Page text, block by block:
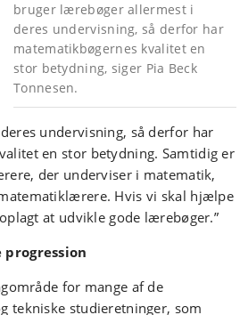
bruger lærebøger allermest i
deres undervisning, så derfor har
matematikbøgernes kvalitet en
stor betydning, siger Pia Beck
Tonnesen.
undervisning, så derfor har
en stor betydning. Samtidig er
der underviser i matematik,
Hvis vi skal hjælpe
at udvikle gode lærebøger.”
for mange af de
tekniske studieretninger, som